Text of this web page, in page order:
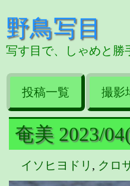
野鳥写目
写す目で、しゃめと勝
投稿一覧 撮影
奄美 2023/
イソヒヨドリ , クロ